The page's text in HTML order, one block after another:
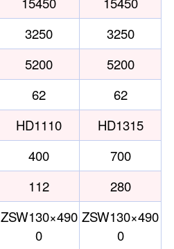
3250
3250
5200
5200
62
62
HD1110
HD1315
400
700
112 280
ZSW130×490
0
ZSW130×490
0